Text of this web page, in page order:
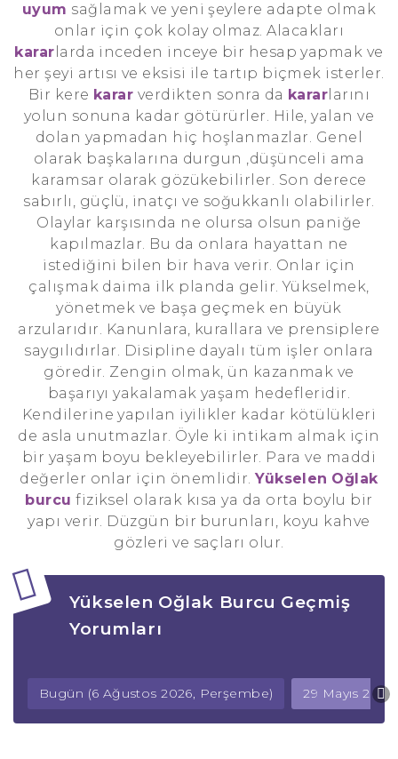
uyum sağlamak ve yeni şeylere adapte olmak
onlar için çok kolay olmaz. Alacakları
karar larda inceden inceye bir hesap yapmak ve
her şeyi artısı ve eksisi ile tartıp biçmek isterler.
Bir kere karar verdikten sonra da karar larını
yolun sonuna kadar götürürler. Hile, yalan ve
dolan yapmadan hiç hoşlanmazlar. Genel
olarak başkalarına durgun ,düşünceli ama
karamsar olarak gözükebilirler. Son derece
sabırlı, güçlü, inatçı ve soğukkanlı olabilirler.
Olaylar karşısında ne olursa olsun paniğe
kapılmazlar. Bu da onlara hayattan ne
istediğini bilen bir hava verir. Onlar için
çalışmak daima ilk planda gelir. Yükselmek,
yönetmek ve başa geçmek en büyük
arzularıdır. Kanunlara, kurallara ve prensiplere
saygılıdırlar. Disipline dayalı tüm işler onlara
göredir. Zengin olmak, ün kazanmak ve
başarıyı yakalamak yaşam hedefleridir.
Kendilerine yapılan iyilikler kadar kötülükleri
de asla unutmazlar. Öyle ki intikam almak için
bir yaşam boyu bekleyebilirler. Para ve maddi
değerler onlar için önemlidir.Yükselen Oğlak
burcu fiziksel olarak kısa ya da orta boylu bir
yapı verir. Düzgün bir burunları, koyu kahve
gözleri ve saçları olur.
Yükselen Oğlak Burcu Geçmiş
Yorumları
Bugün (6 Ağustos 2026, Perşembe) 29 Mayıs